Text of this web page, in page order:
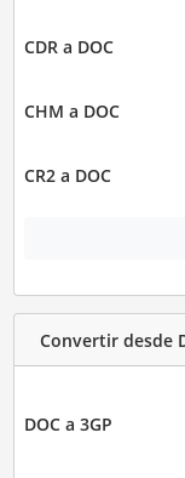
CDR a DOC
CHM a DOC
CR2 a DOC
Convertir desde
DOC a 3GP